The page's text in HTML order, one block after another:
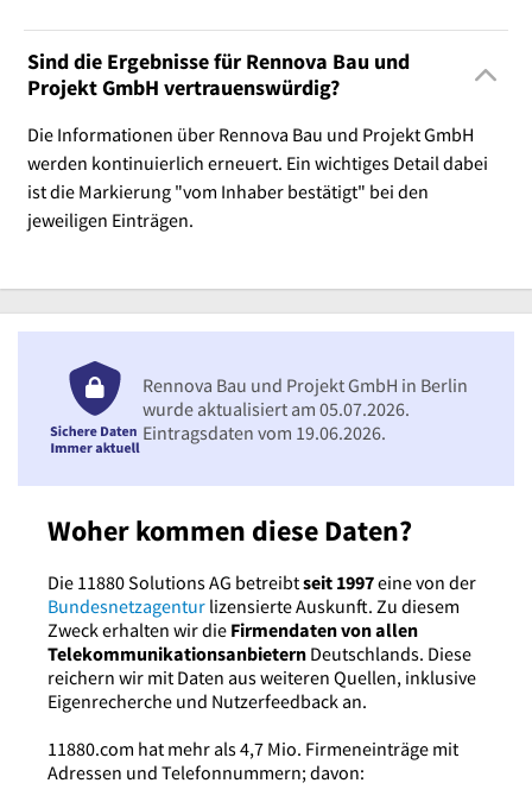
Sind die Ergebnisse für Rennova Bau und
Projekt GmbH vertrauenswürdig?
Die Informationen über Rennova Bau und Projekt GmbH
werden kontinuierlich erneuert. Ein wichtiges Detail dabei
ist die Markierung "vom Inhaber bestätigt" bei den
jeweiligen Einträgen.
Woher kommen diese Daten?
Die 11880 Solutions AG betreibtseit 1997eine von der
Bundesnetzagentur lizensierte Auskunft. Zu diesem
Zweck erhalten wir die Firmendaten von allen
Telekommunikationsanbietern Deutschlands. Diese
reichern wir mit Daten aus weiteren Quellen, inklusive
Eigenrecherche und Nutzerfeedback an.
11880.com hat mehr als 4,7 Mio. Firmeneinträge mit
Adressen und Telefonnummern; davon:
Rennova Bau und Projekt GmbH in Berlin
wurde aktualisiert am 05.07.2026.
Eintragsdaten vom 19.06.2026.